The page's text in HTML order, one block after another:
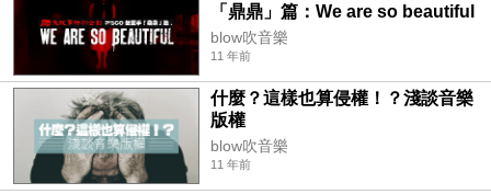
「鼎鼎」篇：We are so beautiful
blow吹音樂
11 年前
什麼？這樣也算侵權！？淺談音樂
版權
blow吹音樂
11 年前